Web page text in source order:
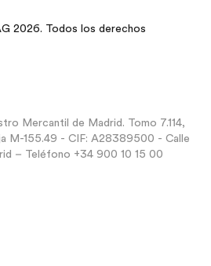
2026. Todos los derechos
Mercantil de Madrid. Tomo 7.114,
M-155.49 - CIF: A28389500 - Calle
– Teléfono +34 900 10 15 00